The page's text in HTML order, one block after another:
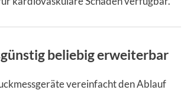
beliebig erweiterbar
vereinfacht den Ablauf